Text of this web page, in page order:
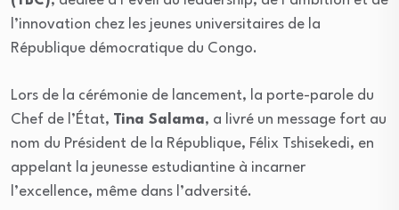
l’innovation chez les jeunes universitaires de la
République démocratique du Congo.
Lors de la cérémonie de lancement, la porte-parole du
Chef de l’État, Tina Salama, a livré un message fort au
nom du Président de la République, Félix Tshisekedi, en
appelant la jeunesse estudiantine à incarner
l’excellence, même dans l’adversité.